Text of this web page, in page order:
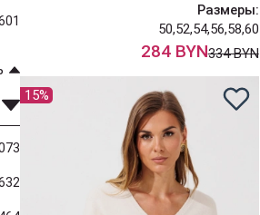
Размеры:
50,52,54,56,58,60
284 BYN334 BYN
15%